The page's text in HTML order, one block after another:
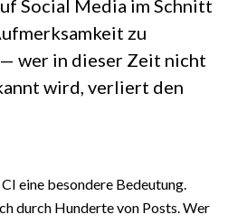
Social Media im Schnitt
zu
wer in dieser Zeit nicht
wird, verliert den
eine besondere Bedeutung.
durch Hunderte von Posts. Wer